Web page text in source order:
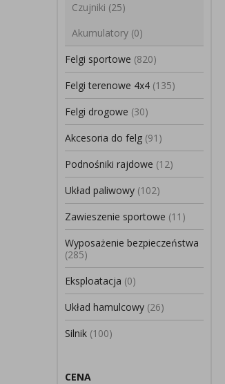
Czujniki (25)
Akumulatory (0)
Felgi sportowe (820)
Felgi terenowe 4x4 (135)
Felgi drogowe (30)
Akcesoria do felg (91)
Podnośniki rajdowe (12)
Układ paliwowy (102)
Zawieszenie sportowe (11)
Wyposażenie bezpieczeństwa
(285)
Eksploatacja (0)
Układ hamulcowy (26)
Silnik (100)
CENA